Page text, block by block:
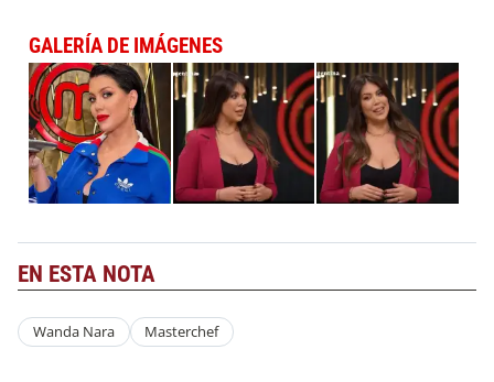
GALERÍA DE IMÁGENES
EN ESTA NOTA
Wanda Nara Masterchef